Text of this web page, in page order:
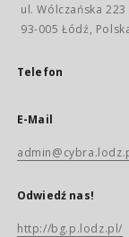
ul. Wólczańska 223
93-005 Łódź,
Telefon
E-Mail
Odwiedź nas!
http://bg.p.lodz.pl/